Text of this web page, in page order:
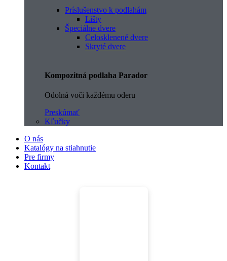
Príslušenstvo k podlahám
Lišty
Špeciálne dvere
Celosklenené dvere
Skryté dvere
Kompozitná podlaha Parador
Odolná voči každému oderu
Preskúmať
Kľučky
O nás
Katalógy na stiahnutie
Pre firmy
Kontakt